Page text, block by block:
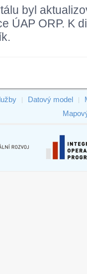
byl
ÚAP ORP. K
Datový model